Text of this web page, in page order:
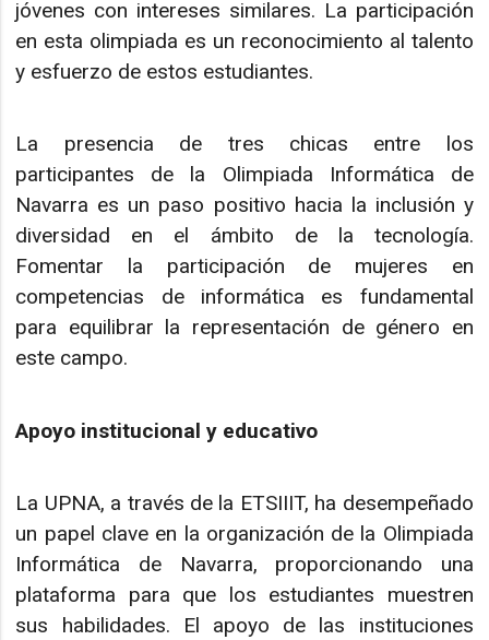
jóvenes con intereses similares. La participación
en esta olimpiada es un reconocimiento al talento
y esfuerzo de estos estudiantes.
La presencia de tres chicas entre los
participantes de la Olimpiada Informática de
Navarra es un paso positivo hacia la inclusión y
diversidad en el ámbito de la tecnología.
Fomentar la participación de mujeres en
competencias de informática es fundamental
para equilibrar la representación de género en
este campo.
Apoyo institucional y educativo
La UPNA, a través de la ETSIIIT, ha desempeñado
un papel clave en la organización de la Olimpiada
Informática de Navarra, proporcionando una
plataforma para que los estudiantes muestren
sus habilidades. El apoyo de las instituciones